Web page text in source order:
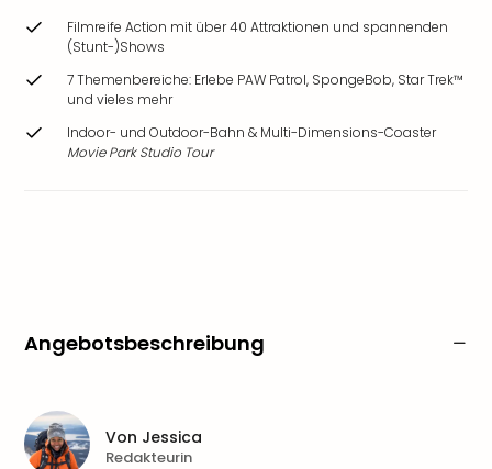
Filmreife Action mit über 40 Attraktionen und spannenden
(Stunt-)Shows
7 Themenbereiche: Erlebe PAW Patrol, SpongeBob, Star Trek™
und vieles mehr
Indoor- und Outdoor-Bahn & Multi-Dimensions-Coaster
Movie Park Studio Tour
Angebotsbeschreibung
Von Jessica
Redakteurin